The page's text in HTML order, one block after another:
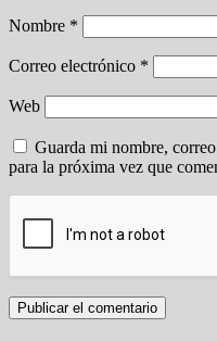
Nombre *
Correo electrónico *
Web
Guarda mi nombre,
para la próxima vez que